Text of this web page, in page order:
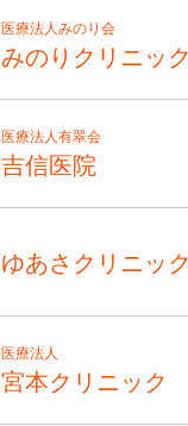
医療法人みのり会
みのりクリニック
医療法人有翠会
吉信医院
ゆあさクリニック
医療法人
宮本クリニック